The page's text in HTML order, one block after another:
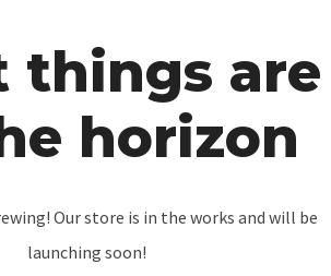
things are
horizon
Our store is in the works and will be
launching soon!